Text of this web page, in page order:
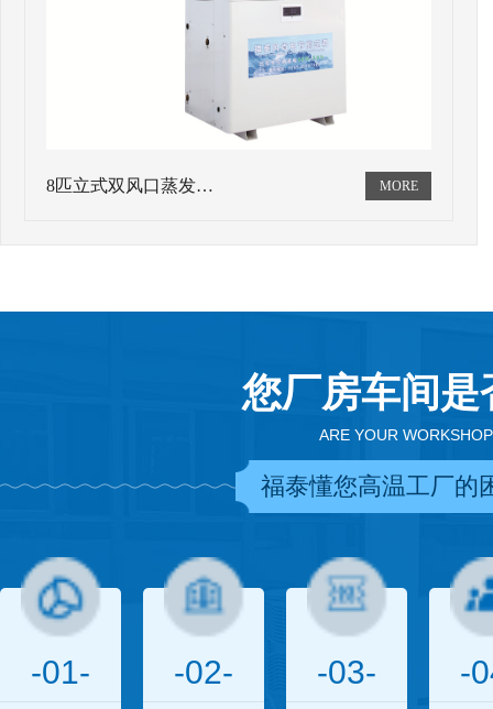
8匹立式双风口蒸发…
您厂房车间
ARE YOUR
福泰懂您高温工厂的
-01- -02- -03- -